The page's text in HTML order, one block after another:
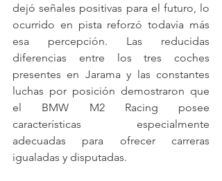
dejó señales positivas para el futuro, lo
ocurrido en pista reforzó todavía más
esa percepción. Las reducidas
diferencias entre los tres coches
presentes en Jarama y las constantes
luchas por posición demostraron que
el BMW M2 Racing posee
características especialmente
adecuadas para ofrecer carreras
igualadas y disputadas.